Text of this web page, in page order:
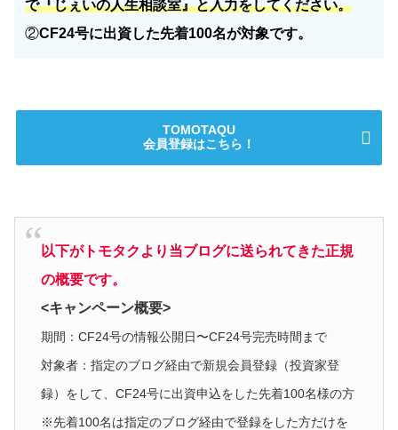
で『じぇいの人生相談室』と入力をしてください。
②CF24号に出資した先着100名が対象です。
TOMOTAQU
会員登録はこちら！
以下がトモタクより当ブログに送られてきた正規
の概要です。
<キャンペーン概要>
期間：CF24号の情報公開日〜CF24号完売時間まで
対象者：指定のブログ経由で新規会員登録（投資家登
録）をして、CF24号に出資申込をした先着100名様の方
※先着100名は指定のブログ経由で登録をした方だけを